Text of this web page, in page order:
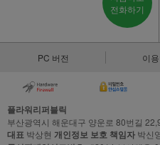
전화하기
PC 버전 이
플라워리퍼블릭
부산광역시 해운대구 양운로 80번길
대표 박상현 개인정보 보호 책임자 박신